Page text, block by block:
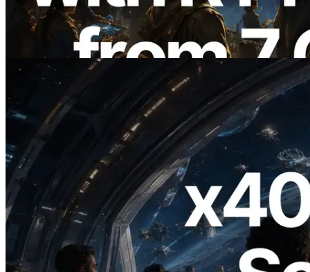
เปิดตัว Validators Information API
2026.07.04
ERPC เปิดตัว Solana RPC ที่รองรับ x402